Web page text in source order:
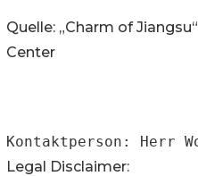
Quelle: „Charm of
Center
Kontaktperson: Herr
Legal Disclaimer: